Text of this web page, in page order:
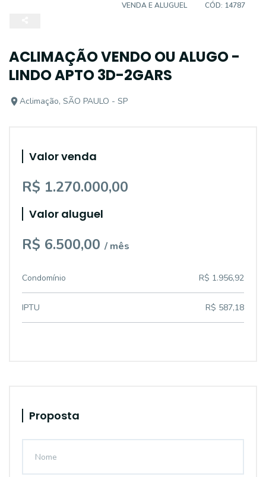
VENDA E ALUGUEL CÓD: 14787
ACLIMAÇÃO VENDO OU ALUGO -
LINDO APTO 3D-2GARS
Aclimação, SÃO PAULO - SP
Valor venda
R$ 1.270.000,00
Valor aluguel
R$ 6.500,00 / mês
Condomínio R$ 1.956,92
IPTU R$ 587,18
Proposta